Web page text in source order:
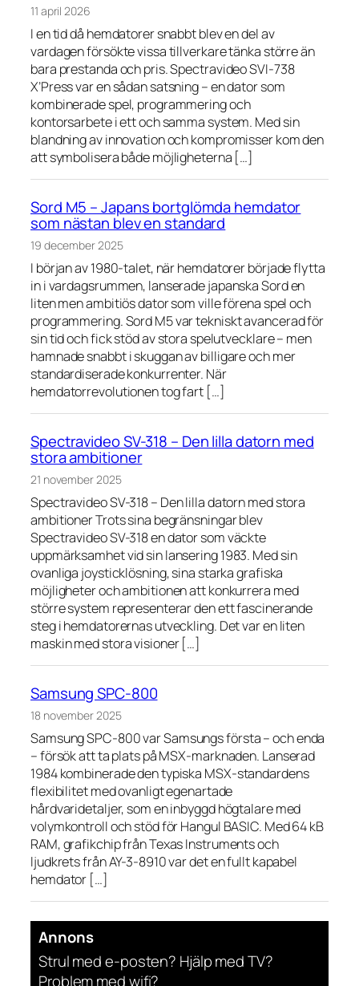
11 april 2026
I en tid då hemdatorer snabbt blev en del av
vardagen försökte vissa tillverkare tänka större än
bara prestanda och pris. Spectravideo SVI-738
X’Press var en sådan satsning – en dator som
kombinerade spel, programmering och
kontorsarbete i ett och samma system. Med sin
blandning av innovation och kompromisser kom den
att symbolisera både möjligheterna […]
Sord M5 – Japans bortglömda hemdator
som nästan blev en standard
19 december 2025
I början av 1980-talet, när hemdatorer började flytta
in i vardagsrummen, lanserade japanska Sord en
liten men ambitiös dator som ville förena spel och
programmering. Sord M5 var tekniskt avancerad för
sin tid och fick stöd av stora spelutvecklare – men
hamnade snabbt i skuggan av billigare och mer
standardiserade konkurrenter. När
hemdatorrevolutionen tog fart […]
Spectravideo SV-318 – Den lilla datorn med
stora ambitioner
21 november 2025
Spectravideo SV-318 – Den lilla datorn med stora
ambitioner Trots sina begränsningar blev
Spectravideo SV-318 en dator som väckte
uppmärksamhet vid sin lansering 1983. Med sin
ovanliga joysticklösning, sina starka grafiska
möjligheter och ambitionen att konkurrera med
större system representerar den ett fascinerande
steg i hemdatorernas utveckling. Det var en liten
maskin med stora visioner […]
Samsung SPC-800
18 november 2025
Samsung SPC-800 var Samsungs första – och enda
– försök att ta plats på MSX-marknaden. Lanserad
1984 kombinerade den typiska MSX-standardens
flexibilitet med ovanligt egenartade
hårdvaridetaljer, som en inbyggd högtalare med
volymkontroll och stöd för Hangul BASIC. Med 64 kB
RAM, grafikchip från Texas Instruments och
ljudkrets från AY-3-8910 var det en fullt kapabel
hemdator […]
Annons
Strul med e-posten? Hjälp med TV?
Problem med wifi?